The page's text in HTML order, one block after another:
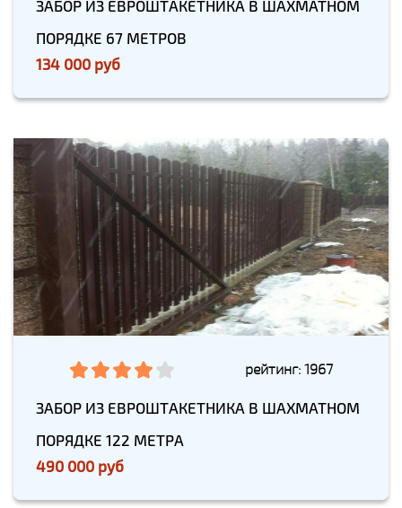
ЗАБОР ИЗ ЕВРОШТАКЕТНИКА В ШАХМАТНОМ
ПОРЯДКЕ 67 МЕТРОВ
134 000 руб
рейтинг: 1967
ЗАБОР ИЗ ЕВРОШТАКЕТНИКА В ШАХМАТНОМ
ПОРЯДКЕ 122 МЕТРА
490 000 руб